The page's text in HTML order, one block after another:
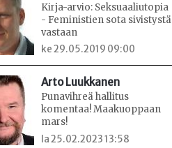
Kirja-arvio: Seksuaaliutopia
- Feministien sota sivistystä
vastaan
ke 29.05.2019 09:00
Arto Luukkanen
Punavihreä hallitus
komentaa! Maakuoppaan
mars!
la 25.02.2023 13:58